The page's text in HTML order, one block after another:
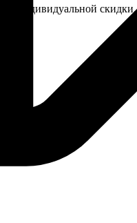
индивидуальной скидки.